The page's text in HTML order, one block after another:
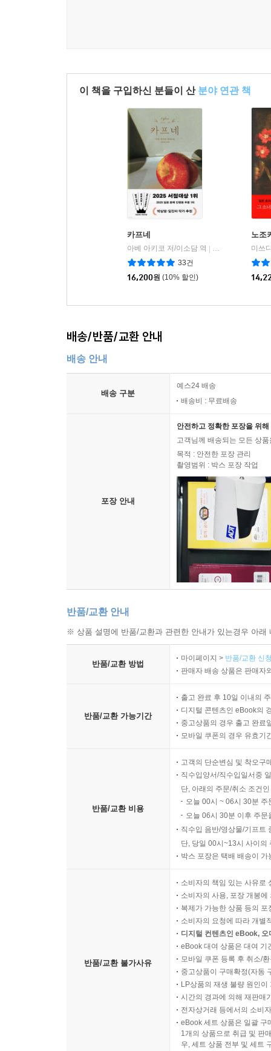
이 책을 구입하신 분들이 산 분야 연관 책
카프네
아베 아키코 저/이소담 역
은행나무
33건
16,200원 (10% 할인)
노조
미쓰
배송/반품/교환 안내
배송 안내
배송 구분
예스24 배송
배송비 : 무료배송
포장 안내
안전하고 정확한 포장을 위
고객님께 배송되는 모든 상
목적 : 안전한 포장 관리
촬영범위 : 박스 포장 작업
반품/교환 안내
※ 상품 설명에 반품/교환과 관련한 안내가 있는경우 아
반품/교환 방법
마이페이지 > 반품/교환 신
판매자 배송 상품은 판매자
반품/교환 가능기간
출고 완료 후 10일 이내의
디지털 콘텐츠인 eBook의
중고상품의 경우 출고 완료
모바일 쿠폰의 경우 유효기
반품/교환 비용
고객의 단순변심 및 착오구
직수입양서/직수입일서중
단, 아래의 주문/취소 조건
오늘 00시 ~ 06시 30분
오늘 06시 30분 이후 주
직수입 음반/영상물/기프트
단, 당일 00시~13시 사이의
박스 포장은 택배 배송이
반품/교환 불가사유
소비자의 책임 있는 사유로
소비자의 사용, 포장 개봉
복제가 가능한 상품 등의
소비자의 요청에 따라 개별
디지털 컨텐츠인 eBook,
eBook 대여 상품은 대여 기
모바일 쿠폰 등록 후 취소/
중고상품이 구매확정(자동
LP상품의 재생 불량 원인
시간의 경과에 의해 재판매
전자상거래 등에서의 소비
eBook 세트 상품은 일괄 구
1개의 상품으로 취급 및 판
우, 세트 상품 전부 및 세트